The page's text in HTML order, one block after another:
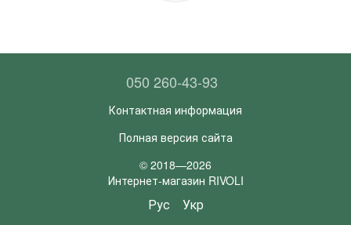
050 260-43-93
Контактная информация
Полная версия сайта
© 2018—2026
Интернет-магазин RIVOLI
Рус Укр